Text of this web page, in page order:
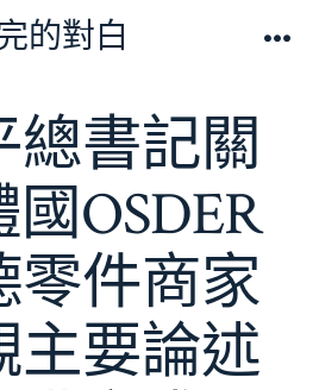
的對白
總書記關
OSDER
零件商家
主要論述